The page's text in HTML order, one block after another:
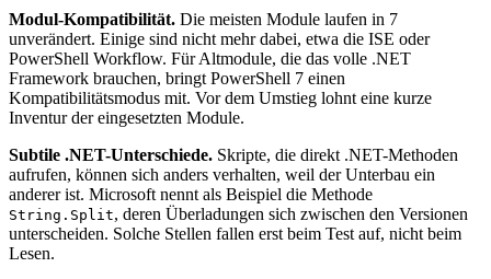
Modul-Kompatibilität. Die meisten Module laufen in 7
unverändert. Einige sind nicht mehr dabei, etwa die ISE oder
PowerShell Workflow. Für Altmodule, die das volle .NET
Framework brauchen, bringt PowerShell 7 einen
Kompatibilitätsmodus mit. Vor dem Umstieg lohnt eine kurze
Inventur der eingesetzten Module.
Subtile .NET-Unterschiede. Skripte, die direkt .NET-Methoden
aufrufen, können sich anders verhalten, weil der Unterbau ein
anderer ist. Microsoft nennt als Beispiel die Methode
String.Split, deren Überladungen sich zwischen den Versionen
unterscheiden. Solche Stellen fallen erst beim Test auf, nicht beim
Lesen.